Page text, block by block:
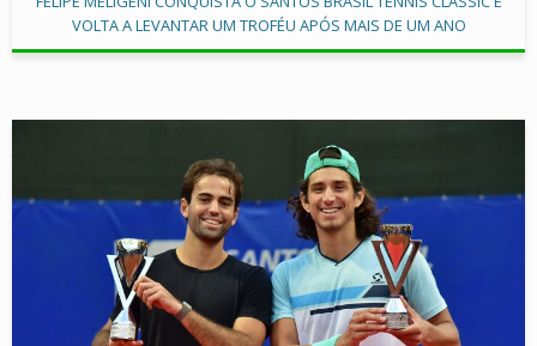
VOLTA A LEVANTAR UM TROFÉU APÓS MAIS DE UM ANO